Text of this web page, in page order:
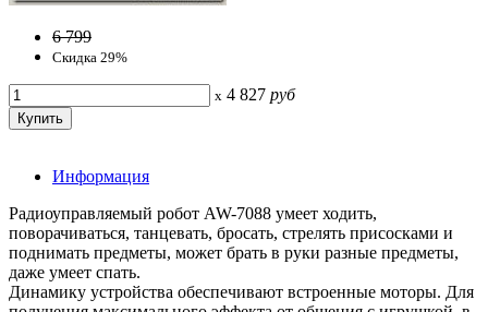
6 799
Скидка 29%
x 4 827 руб
Информация
Радиоуправляемый робот AW-7088 умеет ходить,
поворачиваться, танцевать, бросать, стрелять присосками и
поднимать предметы, может брать в руки разные предметы,
даже умеет спать.
Динамику устройства обеспечивают встроенные моторы. Для